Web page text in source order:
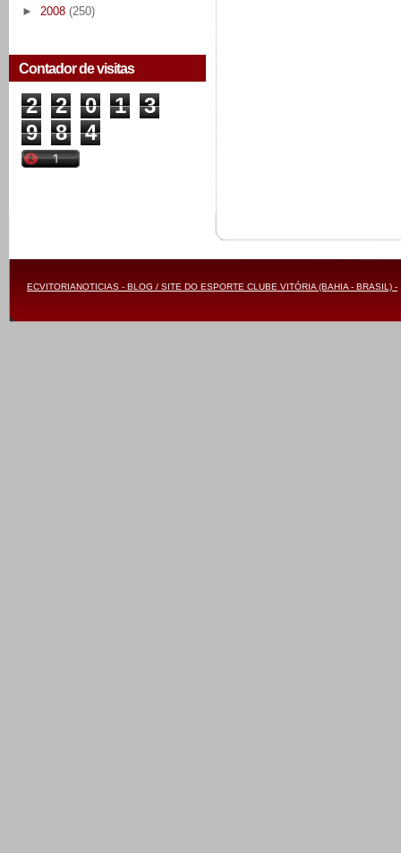
► 2008 (250)
Contador de visitas
2 2 0 1
3
9
8 4
ECVITORIANOTICIAS - BLOG / SITE DO ESPORTE CLUBE VITÓRIA (BAHIA - BRASIL) -